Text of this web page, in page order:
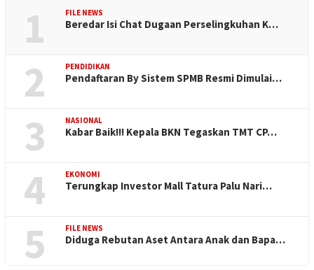
1 FILE NEWS
Beredar Isi Chat Dugaan Perselingkuhan K…
2 PENDIDIKAN
Pendaftaran By Sistem SPMB Resmi Dimulai…
3 NASIONAL
Kabar Baik!!! Kepala BKN Tegaskan TMT CP…
4 EKONOMI
Terungkap Investor Mall Tatura Palu Nari…
5 FILE NEWS
Diduga Rebutan Aset Antara Anak dan Bapa…